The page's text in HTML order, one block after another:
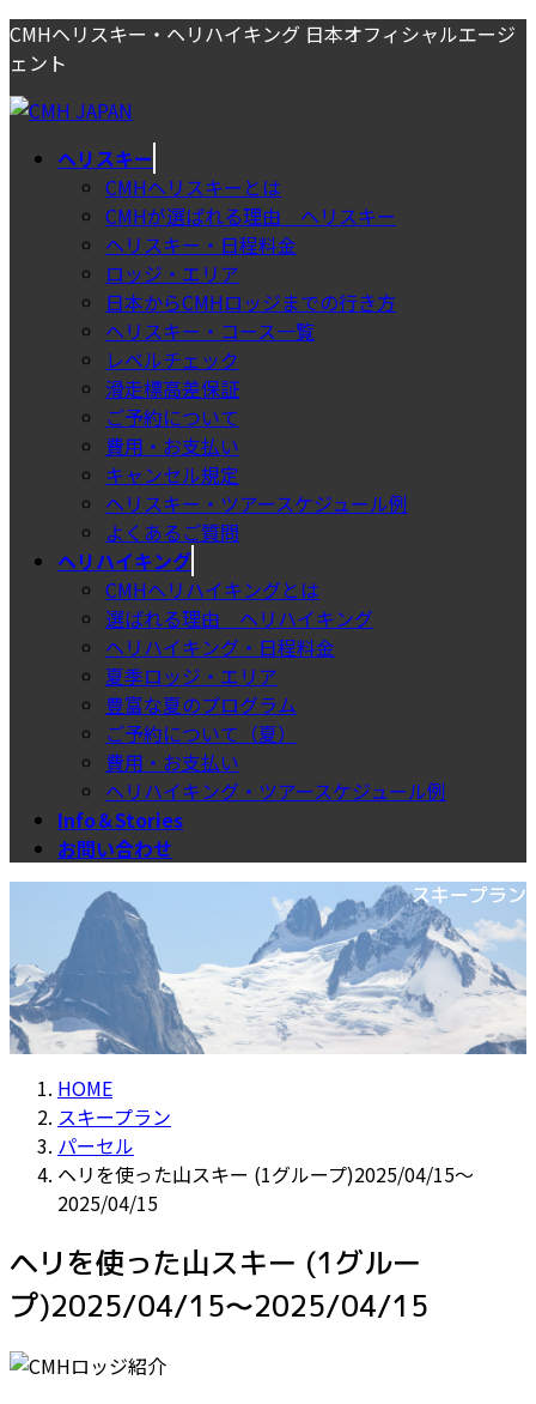
コ
ン
テ
ン
ナ
ビ
ゲ
ー
CMHヘリスキー・ヘリハイキング 日本オフィシャルエージ
ェント
ヘリスキー
CMHヘリスキーとは
CMHが選ばれる理由＿ヘリスキー
ヘリスキー・日程料金
ロッジ・エリア
日本からCMHロッジまでの行き方
ヘリスキー・コース一覧
レベルチェック
滑走標高差保証
ご予約について
費用・お支払い
キャンセル規定
ヘリスキー・ツアースケジュール例
よくあるご質問
ヘリハイキング
CMHヘリハイキングとは
選ばれる理由＿ヘリハイキング
ヘリハイキング・日程料金
夏季ロッジ・エリア
豊富な夏のプログラム
ご予約について（夏）
費用・お支払い
ヘリハイキング・ツアースケジュール例
Info＆Stories
お問い合わせ
スキープラン
HOME
スキープラン
パーセル
ヘリを使った山スキー (1グループ)2025/04/15～
2025/04/15
ヘリを使った山スキー (1グルー
プ)2025/04/15～2025/04/15